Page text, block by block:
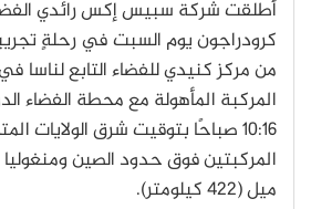
أطلقت شركة سبيس إكس رائدي
من مركز كنيدي للفضاء التابع لناسا
المركبة المأهولة مع محطة الفضاء
10:16 صباحًا بتوقيت شرق الولايات
ميل (422 كيلومتر).